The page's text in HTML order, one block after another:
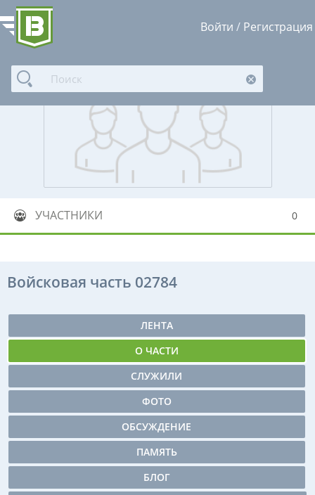
Войти / Регистрация
УЧАСТНИКИ 0
Войсковая часть 02784
ЛЕНТА
О ЧАСТИ
СЛУЖИЛИ
ФОТО
ОБСУЖДЕНИЕ
ПАМЯТЬ
БЛОГ